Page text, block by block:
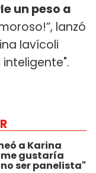
un peso a
lanzó
Iavícoli
a Karina
me gustaría
ser panelista"